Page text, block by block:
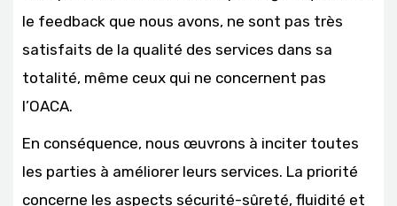
le feedback que nous avons, ne sont pas très
satisfaits de la qualité des services dans sa
totalité, même ceux qui ne concernent pas
l’OACA.
En conséquence, nous œuvrons à inciter toutes
les parties à améliorer leurs services. La priorité
concerne les aspects sécurité-sûreté, fluidité et